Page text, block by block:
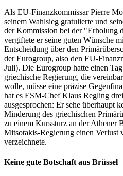
Als EU-Finanzkommissar Pierre
seinem Wahlsieg gratulierte und
der Kommission bei der "Erholung
vergiftete er seine guten Wünsche
Entscheidung über den
der Eurogroup, also den EU-
Juli). Die Eurogroup hatte einen
griechische Regierung, die
wolle, müsse eine präzise
hat es ESM-Chef Klaus Regling
ausgesprochen: Er sehe überhaupt
Minderung des griechischen
zu einem Kurssturz an der Athener
Mitsotakis-Regierung einen Verlust
verzeichnete.
Keine gute Botschaft aus Brüssel